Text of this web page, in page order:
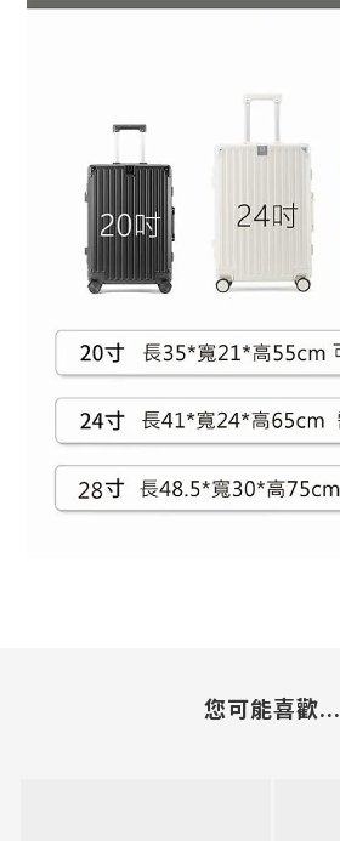
您可能喜歡...